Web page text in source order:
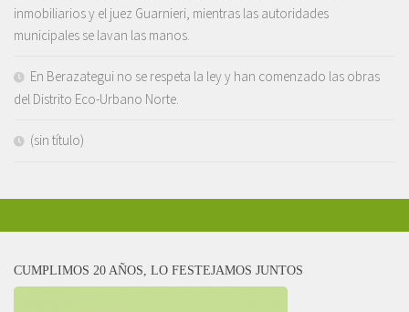
inmobiliarios y el juez Guarnieri, mientras las autoridades
municipales se lavan las manos.
En Berazategui no se respeta la ley y han comenzado las obras
del Distrito Eco-Urbano Norte.
(sin título)
CUMPLIMOS 20 AÑOS, LO FESTEJAMOS JUNTOS